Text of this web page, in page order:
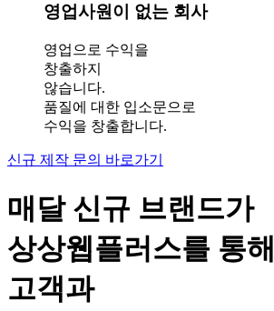
영업사원이 없는 회사
영업으로 수익을
창출하지
않습니다.
품질에 대한 입소문으로
수익을 창출합니다.
신규 제작 문의 바로가기
매달 신규 브랜드가
상상웹플러스를 통해
고객과